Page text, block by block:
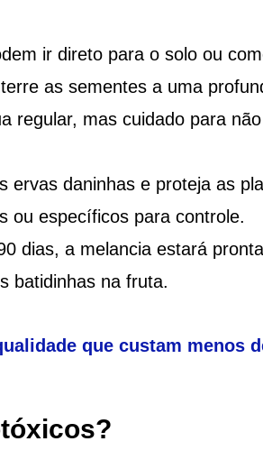
ir direto para o solo ou
as sementes a uma
regular, mas cuidado para
ervas daninhas e proteja as
ou específicos para controle.
dias, a melancia estará
batidinhas na fruta.
que custam menos